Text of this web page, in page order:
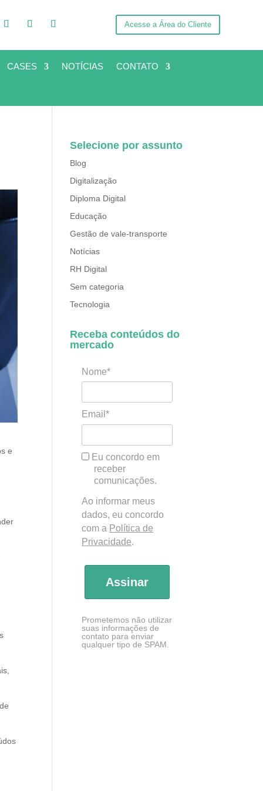
Acesse a Área do Cliente
CASES NOTÍCIAS
CONTATO
e
Selecione por assunto
Blog
Digitalização
Diploma Digital
Educação
Gestão de vale-transporte
Notícias
RH Digital
Sem categoria
Tecnologia
Receba conteúdos do
mercado
Nome*
Email*
Eu concordo em
receber
comunicações.
Ao informar meus
dados, eu concordo
com a Política de
Privacidade.
Assinar
Prometemos não utilizar
suas informações de
contato para enviar
qualquer tipo de SPAM.